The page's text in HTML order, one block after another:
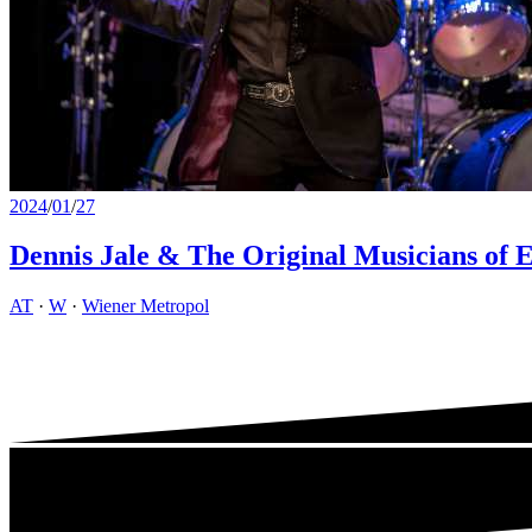
2024/01/27
Dennis Jale & The Original Musicians of
AT · W · Wiener Metropol